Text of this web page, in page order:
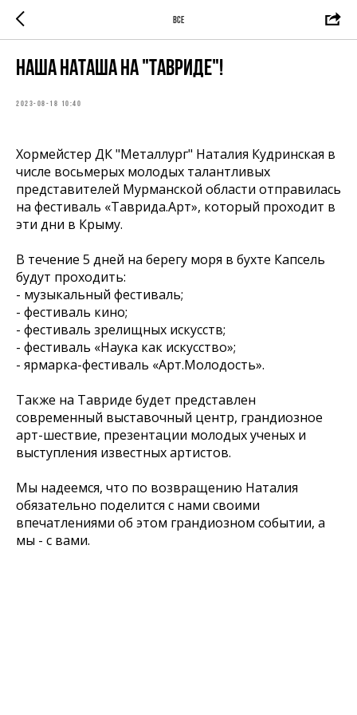
ВСЕ
Наша Наташа на "Тавриде"!
2023-08-18 10:40
Хормейстер ДК "Металлург" Наталия Кудринская в
числе восьмерых молодых талантливых
представителей Мурманской области отправилась
на фестиваль «Таврида.Арт», который проходит в
эти дни в Крыму.
В течение 5 дней на берегу моря в бухте Капсель
будут проходить:
- музыкальный фестиваль;
- фестиваль кино;
- фестиваль зрелищных искусств;
- фестиваль «Наука как искусство»;
- ярмарка-фестиваль «Арт.Молодость».
Также на Тавриде будет представлен
современный выставочный центр, грандиозное
арт-шествие, презентации молодых ученых и
выступления известных артистов.
Мы надеемся, что по возвращению Наталия
обязательно поделится с нами своими
впечатлениями об этом грандиозном событии, а
мы - с вами.